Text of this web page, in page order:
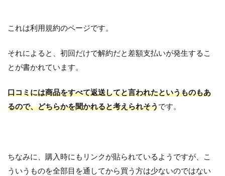
これは利用規約のページです。
それによると、初回だけで解約だと差額支払いが発生するこ
とが書かれています。
口コミには商品をすべて返送してと言われたというものもあ
るので、どちらかを聞かれると考えられそうです。
ちなみに、購入時にもリンクが貼られているようですが、こ
ういうものを全部目を通してから買う方は少ないのではない